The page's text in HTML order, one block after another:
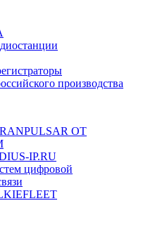
производства
ОТ
IP.RU
цифровой